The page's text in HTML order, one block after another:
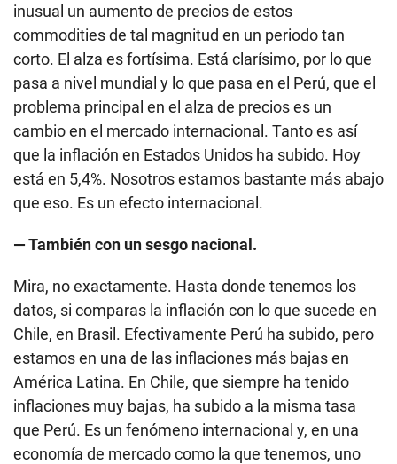
inusual un aumento de precios de estos
commodities de tal magnitud en un periodo tan
corto. El alza es fortísima. Está clarísimo, por lo que
pasa a nivel mundial y lo que pasa en el Perú, que el
problema principal en el alza de precios es un
cambio en el mercado internacional. Tanto es así
que la inflación en Estados Unidos ha subido. Hoy
está en 5,4%. Nosotros estamos bastante más abajo
que eso. Es un efecto internacional.
— También con un sesgo nacional.
Mira, no exactamente. Hasta donde tenemos los
datos, si comparas la inflación con lo que sucede en
Chile, en Brasil. Efectivamente Perú ha subido, pero
estamos en una de las inflaciones más bajas en
América Latina. En Chile, que siempre ha tenido
inflaciones muy bajas, ha subido a la misma tasa
que Perú. Es un fenómeno internacional y, en una
economía de mercado como la que tenemos, uno